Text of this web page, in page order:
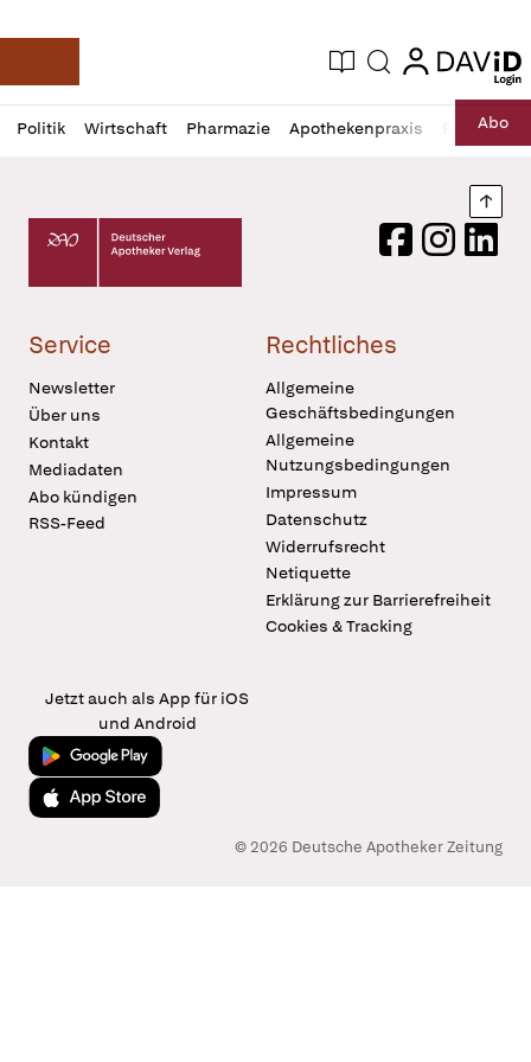
Deutsche Apotheker Zeitung
Aktuelle Ausgabe
Suche login
login
Politik Wirtschaft Pharmazie Apothekenpraxis RechtAbo
Profil
öffnen
Daz
Pur
Deutscher Apotheker Verlag Logo
FacebookInstagram
Service
Newsletter
Über uns
Kontakt
Mediadaten
Abo kündigen
RSS-Feed
Rechtliches
Allgemeine
Geschäftsbedingungen
Allgemeine
Nutzungsbedingungen
Impressum
Datenschutz
Widerrufsrecht
Netiquette
Erklärung zur Barrierefreiheit
Cookies & Tracking
Jetzt auch als App für iOS
und Android
Jetzt bei Google Play
Laden im App Store
© 2026 Deutsche Apotheker Zeitung